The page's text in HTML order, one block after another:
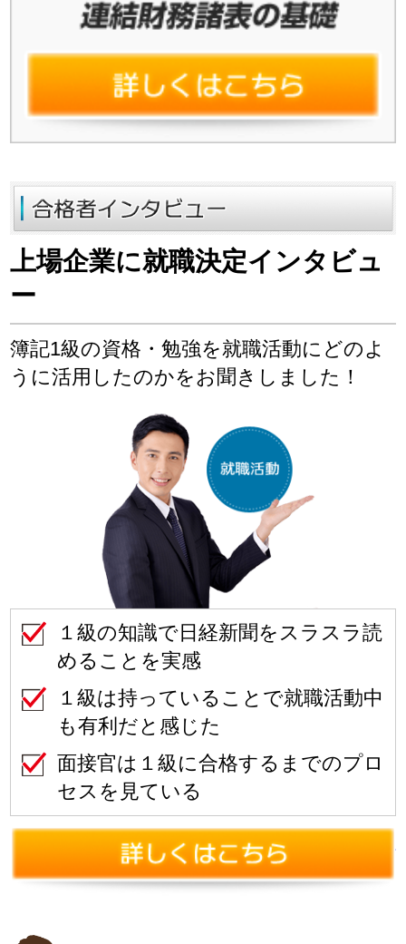
上場企業に就職決定インタビュ
ー
簿記1級の資格・勉強を就職活動にどのよ
うに活用したのかをお聞きしました！
１級の知識で日経新聞をスラスラ読
めることを実感
１級は持っていることで就職活動中
も有利だと感じた
面接官は１級に合格するまでのプロ
セスを見ている